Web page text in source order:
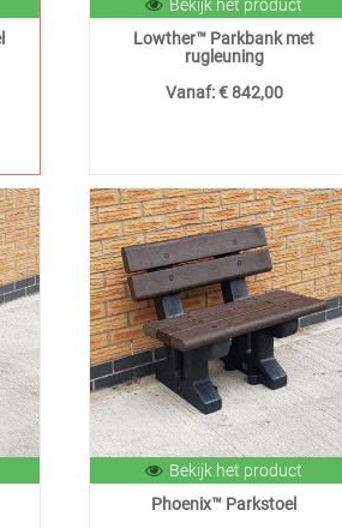
Bekijk het product
Lowther™ Parkbank met
rugleuning
Vanaf:€ 842,00
Bekijk het product
Phoenix™ Parkstoel